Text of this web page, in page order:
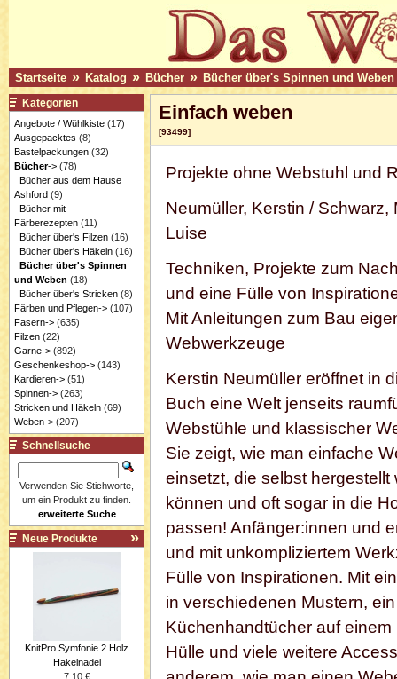
Startseite » Katalog » Bücher » Bücher über's Spinnen und Weben
Einfach weben
[93499]
Projekte ohne Webstuhl und
Neumüller, Kerstin / Schwarz,
Luise
Techniken, Projekte zum
und eine Fülle von
Mit Anleitungen zum Bau
Webwerkzeuge
Kerstin Neumüller eröffnet in
Buch eine Welt jenseits
Webstühle und klassischer
Sie zeigt, wie man einfache
einsetzt, die selbst hergestellt
können und oft sogar in die
passen! Anfänger:innen und
und mit unkompliziertem
Fülle von Inspirationen. Mit
in verschiedenen Mustern,
Küchenhandtücher auf
Hülle und viele weitere
Kategorien
Angebote / Wühlkiste(17)
Ausgepacktes (8)
Bastelpackungen(32)
Bücher->(78)
Bücher aus dem Hause
Ashford(9)
Bücher mit
Färberezepten(11)
Bücher über's Filzen(16)
Bücher über's Häkeln(16)
Bücher über's Spinnen
und Weben (18)
Bücher über's Stricken(8)
Färben und Pflegen->(107)
Fasern->(635)
Filzen(22)
Garne->(892)
Geschenkeshop->(143)
Kardieren->(51)
Spinnen->(263)
Stricken und Häkeln(69)
Weben->(207)
Schnellsuche
Verwenden Sie Stichworte,
um ein Produkt zu finden.
erweiterte Suche
Neue Produkte
KnitPro Symfonie 2 Holz
Häkelnadel
7,10 €